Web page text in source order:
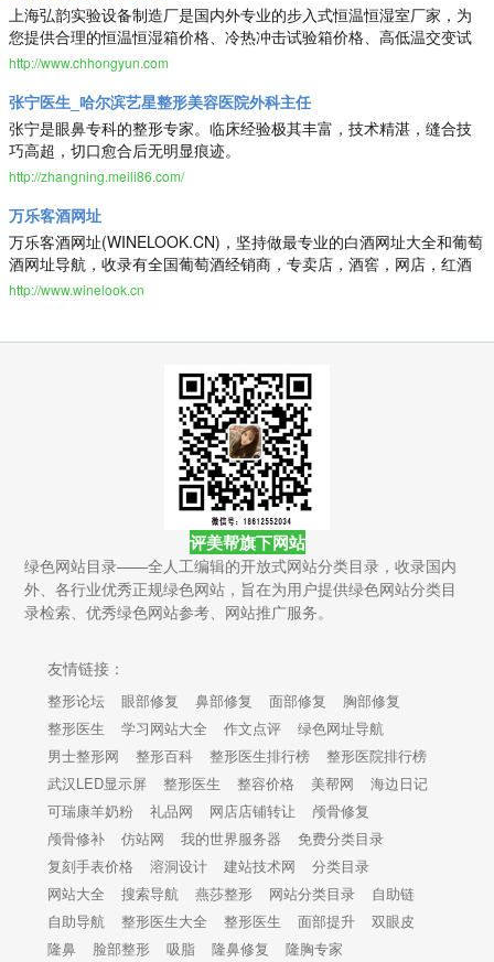
上海弘韵实验设备制造厂是国内外专业的步入式恒温恒湿室厂家，为
您提供合理的恒温恒湿箱价格、冷热冲击试验箱价格、高低温交变试
验箱价格、恒温老化房价格、高温老化房价格，公司不仅具有国内外
谈。
http://www.chhongyun.com
张宁医生_哈尔滨艺星整形美容医院外科主任
张宁是眼鼻专科的整形专家。临床经验极其丰富，技术精湛，缝合技
巧高超，切口愈合后无明显痕迹。
http://zhangning.meili86.com/
万乐客酒网址
万乐客酒网址(WINELOOK.CN)，坚持做最专业的白酒网址大全和葡萄
酒网址导航，收录有全国葡萄酒经销商，专卖店，酒窖，网店，红酒
品牌官方网站，白酒、黄酒、啤酒企业网站，威士忌、干邑、香槟、
http://www.winelook.cn
评美帮旗下网站
绿色网站目录——全人工编辑的开放式网站分类目录，收录国内
外、各行业优秀正规绿色网站，旨在为用户提供绿色网站分类目
录检索、优秀绿色网站参考、网站推广服务。
友情链接：
整形论坛 眼部修复 鼻部修复 面部修复
胸部修复
整形医生
学习网站大全 作文点评
绿色网址导航
男士整形网
整形百科 整形医生排行榜
整形医院排行榜
武汉LED显示屏
整形医生 整容价格 美帮网
海边日记
可瑞康羊奶粉
礼品网 网店店铺转让
颅骨修复
颅骨修补
仿站网 我的世界服务器
免费分类目录
复刻手表价格
溶洞设计 建站技术网
分类目录
网站大全
搜索导航 燕莎整形 网站分类目录
自助链
自助导航
整形医生大全 整形医生 面部提升
双眼皮
隆鼻
脸部整形 吸脂 隆鼻修复 隆胸专家